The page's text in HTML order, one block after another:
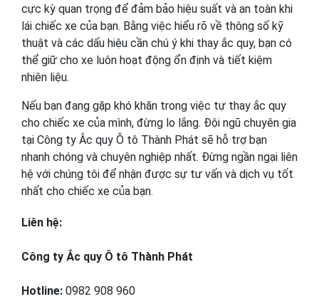
cực kỳ quan trọng để đảm bảo hiệu suất và an toàn khi
lái chiếc xe của bạn. Bằng việc hiểu rõ về thông số kỹ
thuật và các dấu hiệu cần chú ý khi thay ắc quy, bạn có
thể giữ cho xe luôn hoạt động ổn định và tiết kiệm
nhiên liệu.
Nếu bạn đang gặp khó khăn trong việc tự thay ắc quy
cho chiếc xe của mình, đừng lo lắng. Đội ngũ chuyên gia
tại Công ty Ắc quy Ô tô Thành Phát sẽ hỗ trợ bạn
nhanh chóng và chuyên nghiệp nhất. Đừng ngần ngại liên
hệ với chúng tôi để nhận được sự tư vấn và dịch vụ tốt
nhất cho chiếc xe của bạn.
Liên hệ:
Công ty Ắc quy Ô tô Thành Phát
Hotline: 0982 908 960